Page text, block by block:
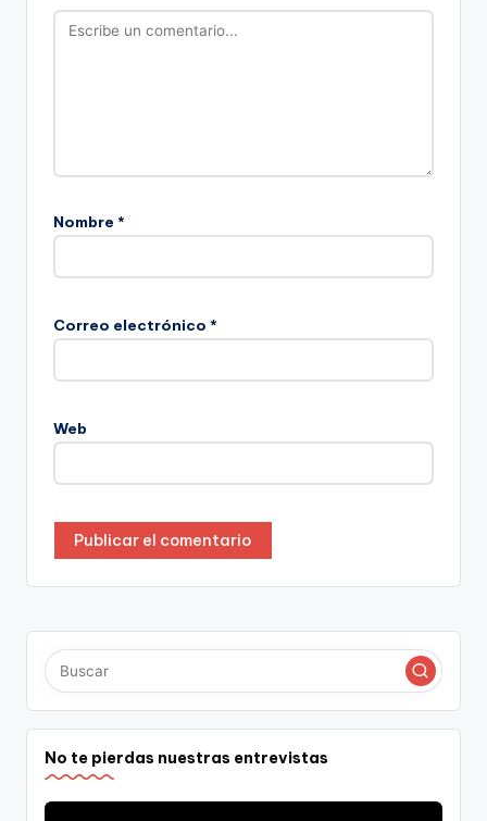
Nombre *
Correo electrónico *
Web
No te pierdas nuestras entrevistas